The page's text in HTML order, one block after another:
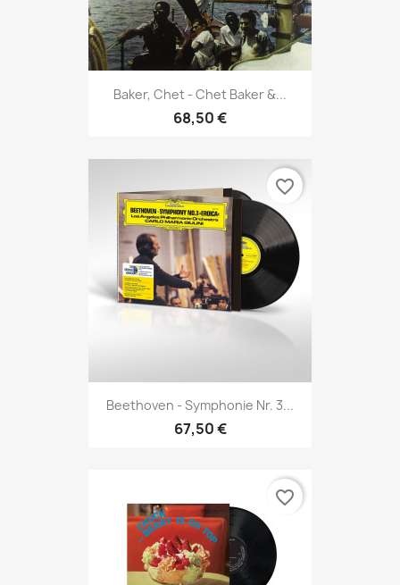
Baker, Chet - Chet Baker &...
68,50 €
Beethoven - Symphonie Nr. 3...
67,50 €
favorite_border
favorite_border